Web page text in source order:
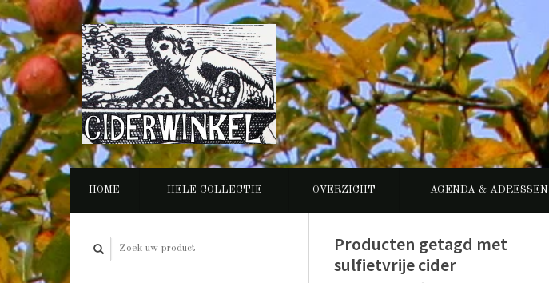
HOME HELE COLLECTIE OVERZICHT AGENDA & ADRESSEN
Producten getagd met
sulfietvrije cider